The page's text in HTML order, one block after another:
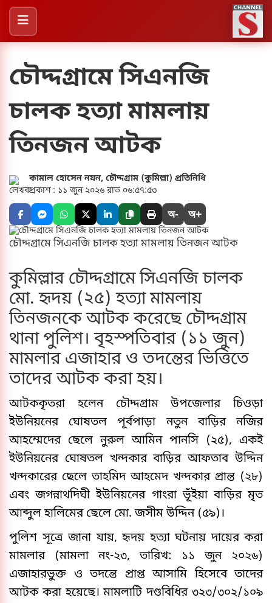
চৌদ্দগ্রামে সিএনজি
চালক হত্যা মামলায়
তিনজন আটক
কামাল হোসেন নয়ন, চৌদ্দগ্রাম (কুমিল্লা) প্রতিনিধি
প্রকাশ : ১১ জুন ২০২৬ রাত ০৬:৫৭:৫৩
অ- অ+
চৌদ্দগ্রামে সিএনজি চালক হত্যা মামলায় তিনজন আটক
কুমিল্লার চৌদ্দগ্রামে সিএনজি চালক
মো. হৃদয় (২৫) হত্যা মামলায়
তিনজনকে আটক করেছে চৌদ্দগ্রাম
থানা পুলিশ। বৃহস্পতিবার (১১ জুন)
মামলার এজাহার ও তদন্তের ভিত্তিতে
তাদের আটক করা হয়।
আটককৃতরা হলেন চৌদ্দগ্রাম উপজেলার চিওড়া
ইউনিয়নের ঘোষতল পূর্বপাড়া নতুন বাড়ির নজির
আহম্মেদের ছেলে নুরুল আমিন পানসি (২৫), একই
ইউনিয়নের ঘোষতল খন্দকার বাড়ির আফতাব উদ্দিন
খন্দকারের ছেলে তাহমিদ আহমেদ খন্দকার প্রান্ত (২৮)
এবং জগন্নাথদিঘী ইউনিয়নের গাংরা ভূঁইয়া বাড়ির মৃত
আব্দুল হালিমের ছেলে মো. জসীম উদ্দিন (৫৯)।
পুলিশ সূত্রে জানা যায়, হৃদয় হত্যা ঘটনায় দায়ের করা
মামলার (মামলা নং-২৩, তারিখ: ১১ জুন ২০২৬)
এজাহারভুক্ত ও তদন্তে প্রাপ্ত আসামি হিসেবে তাদের
আটক করা হয়েছে। মামলাটি দণ্ডবিধির ৩২৩/৩০২/১০৯